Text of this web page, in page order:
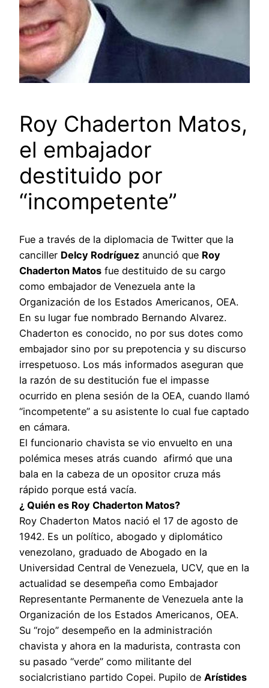
Roy Chaderton Matos,
el embajador
destituido por
“incompetente”
Fue a través de la diplomacia de Twitter que la
canciller Delcy Rodríguez anunció que Roy
Chaderton Matos fue destituido de su cargo
como embajador de Venezuela ante la
Organización de los Estados Americanos, OEA.
En su lugar fue nombrado Bernando Alvarez.
Chaderton es conocido, no por sus dotes como
embajador sino por su prepotencia y su discurso
irrespetuoso. Los más informados aseguran que
la razón de su destitución fue el impasse
ocurrido en plena sesión de la OEA, cuando llamó
“incompetente” a su asistente lo cual fue captado
en cámara.
El funcionario chavista se vio envuelto en una
polémica meses atrás cuando afirmó que una
bala en la cabeza de un opositor cruza más
rápido porque está vacía.
¿ Quién es Roy Chaderton Matos?
Roy Chaderton Matos nació el 17 de agosto de
1942. Es un político, abogado y diplomático
venezolano, graduado de Abogado en la
Universidad Central de Venezuela, UCV, que en la
actualidad se desempeña como Embajador
Representante Permanente de Venezuela ante la
Organización de los Estados Americanos, OEA.
Su “rojo” desempeño en la administración
chavista y ahora en la madurista, contrasta con
su pasado “verde” como militante del
socialcristiano partido Copei. Pupilo de Arístides